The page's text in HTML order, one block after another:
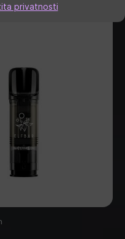
privatnosti